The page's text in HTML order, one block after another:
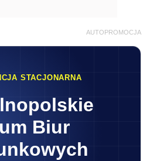
AUTOPROMOCJA
STACJONARNA
Biur